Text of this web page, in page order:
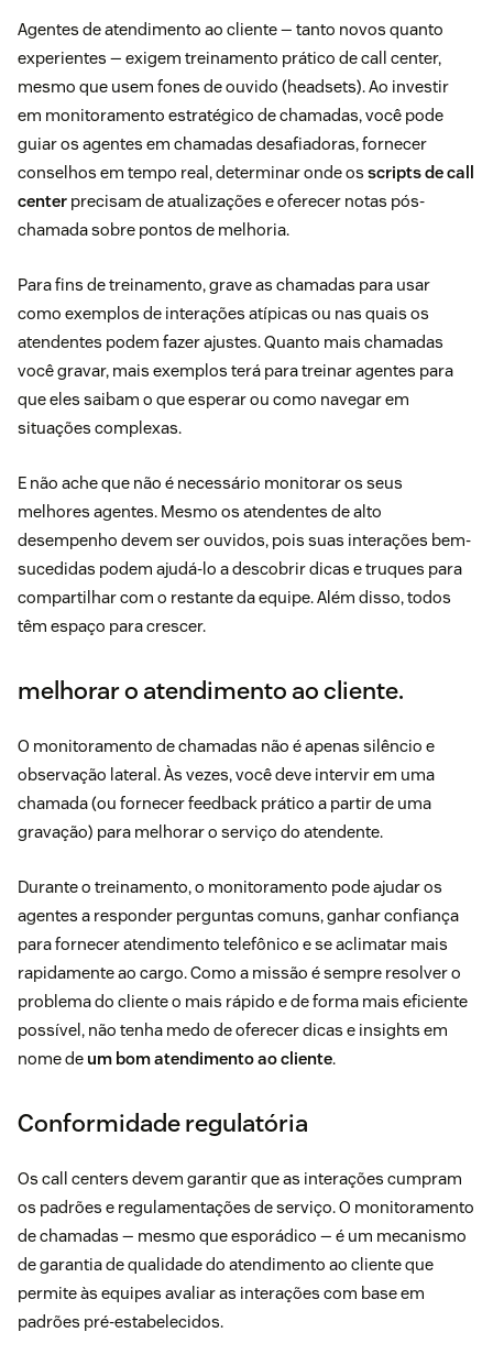
Agentes de atendimento ao cliente — tanto novos quanto
experientes — exigem treinamento prático de call center,
mesmo que usem fones de ouvido (headsets). Ao investir
em monitoramento estratégico de chamadas, você pode
guiar os agentes em chamadas desafiadoras, fornecer
conselhos em tempo real, determinar onde os scripts de call
center precisam de atualizações e oferecer notas pós-
chamada sobre pontos de melhoria.
Para fins de treinamento, grave as chamadas para usar
como exemplos de interações atípicas ou nas quais os
atendentes podem fazer ajustes. Quanto mais chamadas
você gravar, mais exemplos terá para treinar agentes para
que eles saibam o que esperar ou como navegar em
situações complexas.
E não ache que não é necessário monitorar os seus
melhores agentes. Mesmo os atendentes de alto
desempenho devem ser ouvidos, pois suas interações bem-
sucedidas podem ajudá-lo a descobrir dicas e truques para
compartilhar com o restante da equipe. Além disso, todos
têm espaço para crescer.
melhorar o atendimento ao cliente.
O monitoramento de chamadas não é apenas silêncio e
observação lateral. Às vezes, você deve intervir em uma
chamada (ou fornecer feedback prático a partir de uma
gravação) para melhorar o serviço do atendente.
Durante o treinamento, o monitoramento pode ajudar os
agentes a responder perguntas comuns, ganhar confiança
para fornecer atendimento telefônico e se aclimatar mais
rapidamente ao cargo. Como a missão é sempre resolver o
problema do cliente o mais rápido e de forma mais eficiente
possível, não tenha medo de oferecer dicas e insights em
nome de um bom atendimento ao cliente.
Conformidade regulatória
Os call centers devem garantir que as interações cumpram
os padrões e regulamentações de serviço. O monitoramento
de chamadas — mesmo que esporádico — é um mecanismo
de garantia de qualidade do atendimento ao cliente que
permite às equipes avaliar as interações com base em
padrões pré-estabelecidos.